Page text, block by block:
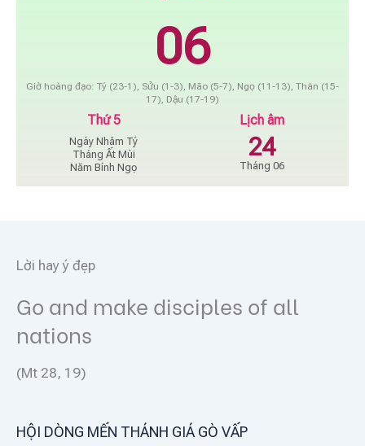
06
Giờ hoàng đạo: Tý (23-1), Sửu (1-3), Mão (5-7), Ngọ (11-13), Thân (15-
17), Dậu (17-19)
Thứ 5
Ngày Nhâm Tý
Tháng Ất Mùi
Năm Bính Ngọ
Lịch âm
24
Tháng 06
Lời hay ý đẹp
Go and make disciples of all
nations
(Mt 28, 19)
HỘI DÒNG MẾN THÁNH GIÁ GÒ VẤP